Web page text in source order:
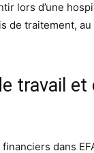
lors d’une
de traitement,
travail et
dans